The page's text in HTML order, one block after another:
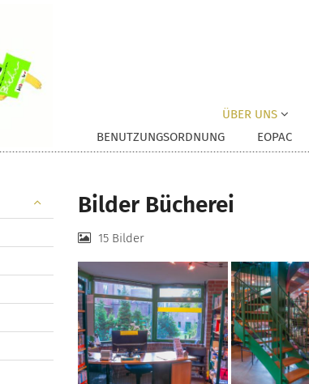
ÜBER UNS
BENUTZUNGSORDNUNG
EOPAC
Bilder Bücherei
15 Bilder